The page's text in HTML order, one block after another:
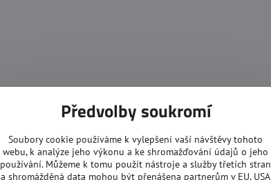
Předvolby soukromí
Soubory cookie používáme k vylepšení vaší návštěvy tohoto
webu, k analýze jeho výkonu a ke shromažďování údajů o jeho
používání. Můžeme k tomu použít nástroje a služby třetích stran
a shromážděná data mohou být přenášena partnerům v EU, USA